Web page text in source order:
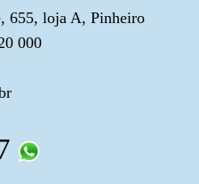
655, loja A, Pinheiro
000